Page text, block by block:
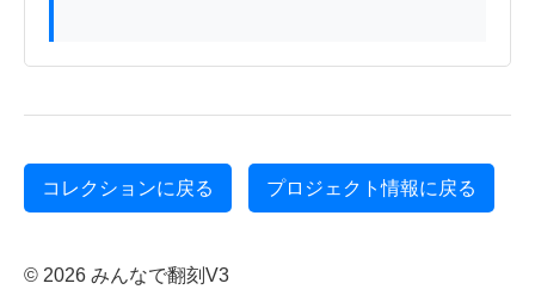
コレクションに戻る プロジェクト情報に戻る
© 2026 みんなで翻刻V3